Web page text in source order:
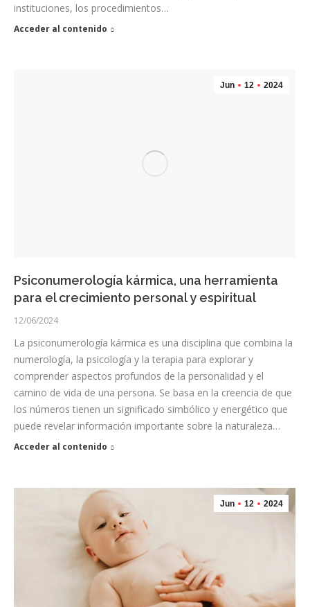
instituciones, los procedimientos…
Acceder al contenido
Jun 12 2024
Psiconumerología kármica, una herramienta
para el crecimiento personal y espiritual
12/06/2024
La psiconumerología kármica es una disciplina que combina la
numerología, la psicología y la terapia para explorar y
comprender aspectos profundos de la personalidad y el
camino de vida de una persona. Se basa en la creencia de que
los números tienen un significado simbólico y energético que
puede revelar información importante sobre la naturaleza…
Acceder al contenido
Jun 12 2024